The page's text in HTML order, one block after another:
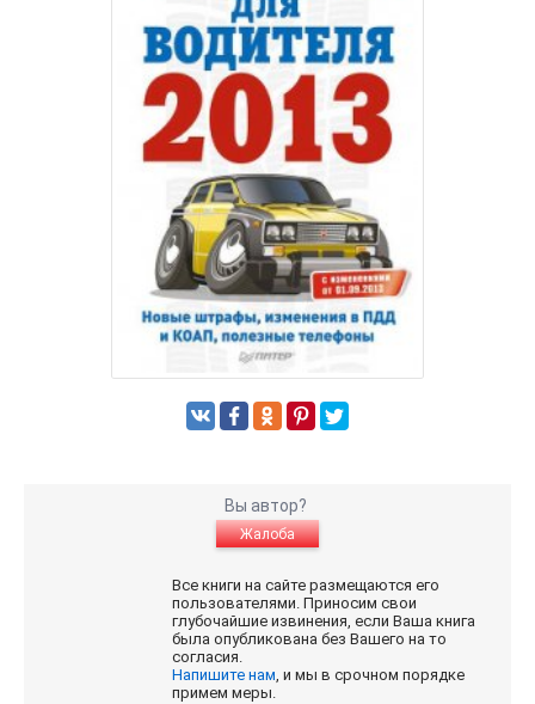
Вы автор?
Жалоба
Все книги на сайте размещаются его
пользователями. Приносим свои
глубочайшие извинения, если Ваша книга
была опубликована без Вашего на то
согласия.
Напишите нам, и мы в срочном порядке
примем меры.